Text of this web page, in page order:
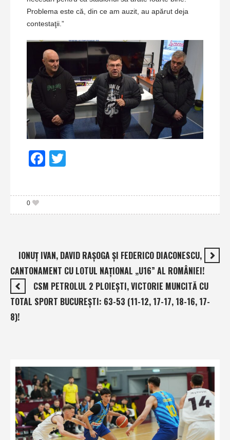
Problema este că, din ce am auzit, au apărut deja
contestaţii.”
Facebook
0
IONUŢ IVAN, DAVID RAŞOGA ŞI FEDERICO DIACONESCU,
CANTONAMENT CU LOTUL NAŢIONAL „U16” AL ROMÂNIEI!
CSM PETROLUL 2 PLOIEŞTI, VICTORIE MUNCITĂ CU
TOTAL SPORT BUCUREŞTI: 63-53 (11-12, 17-17, 18-16, 17-
8)!